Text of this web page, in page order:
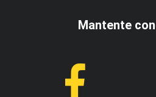
Mantente